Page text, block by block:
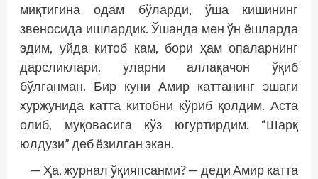
миқтигина одам бўларди, ўша кишининг
звеносида ишлардик. Ўшанда мен ўн ёшларда
эдим, уйда китоб кам, бори ҳам опаларнинг
дарсликлари, уларни аллақачон ўқиб
бўлганман. Бир куни Амир каттанинг эшаги
хуржунида катта китобни кўриб қолдим. Аста
олиб, муқовасига кўз югуртирдим. “Шарқ
юлдузи” деб ёзилган экан.
— Ҳа, журнал ўқияпсанми? — деди Амир катта